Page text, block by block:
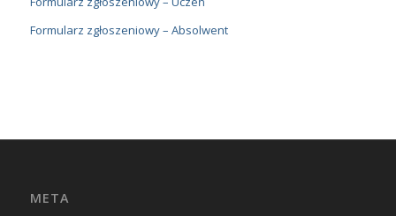
Formularz zgłoszeniowy – Absolwent
META